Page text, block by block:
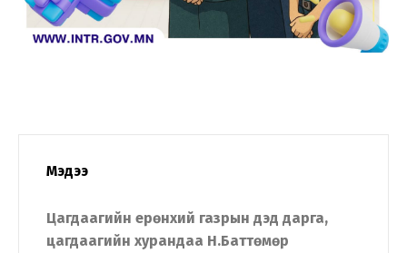
Мэдээ
Цагдаагийн ерөнхий газрын дэд дарга,
цагдаагийн хурандаа Н.Баттөмөр